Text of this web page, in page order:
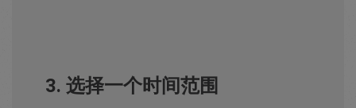
3. 选择一个时间范围